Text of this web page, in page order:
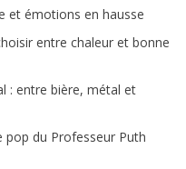
et émotions en hausse
entre chaleur et bonne
: entre bière, métal et
pop du Professeur Puth